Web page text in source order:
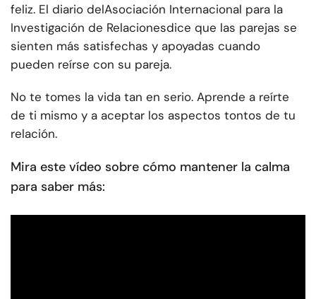
feliz. El diario delAsociación Internacional para la
Investigación de Relacionesdice que las parejas se
sienten más satisfechas y apoyadas cuando
pueden reírse con su pareja.
No te tomes la vida tan en serio. Aprende a reírte
de ti mismo y a aceptar los aspectos tontos de tu
relación.
Mira este vídeo sobre cómo mantener la calma
para saber más: